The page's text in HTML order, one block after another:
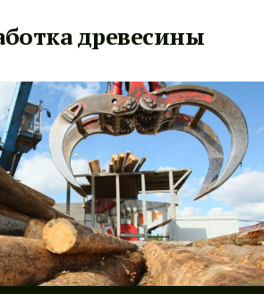
древесины